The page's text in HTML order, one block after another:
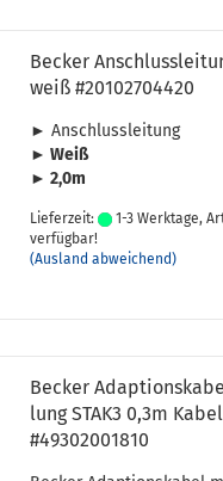
Be­cker
weiß #20102704420
► An­schluss­lei­tung
► Weiß
► 2,0m
Lieferzeit:
1-3 Werktage,
verfügbar!
(Ausland abweichend)
Be­cker
lung STAK3 0,3m Kabel
#49302001810